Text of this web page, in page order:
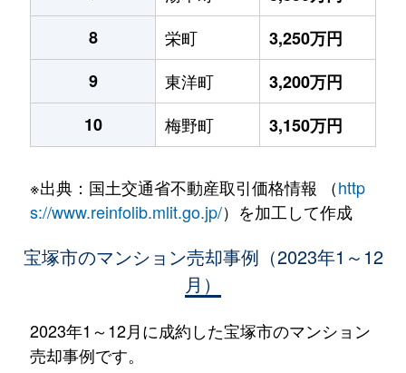
8
栄町
3,250万円
9
東洋町
3,200万円
10
梅野町 3,150万円
※出典：国土交通省不動産取引価格情報 （http
s://www.reinfolib.mlit.go.jp/）を加工して作成
宝塚市のマンション売却事例（2023年1～12
月）
2023年1～12月に成約した宝塚市のマンション
売却事例です。